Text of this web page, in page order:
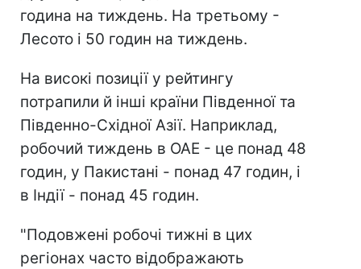
година на тиждень. На третьому -
Лесото і 50 годин на тиждень.
На високі позиції у рейтингу
потрапили й інші країни Південної та
Південно-Східної Азії. Наприклад,
робочий тиждень в ОАЕ - це понад 48
годин, у Пакистані - понад 47 годин, і
в Індії - понад 45 годин.
"Подовжені робочі тижні в цих
регіонах часто відображають